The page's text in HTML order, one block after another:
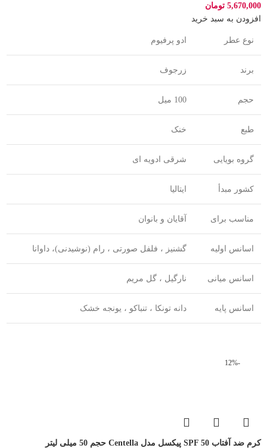
5,670,000 تومان
افزودن به سبد خرید
نوع عطر ادو پرفیوم
برند زرجوف
حجم 100 میل
طبع خنک
گروه بویایی شرقی ادویه ای
کشور مبدأ ایتالیا
مناسب برای آقایان و بانوان
اسانس اولیه گشنیز ، فلفل صورتی ، رام (نوشیدنی)، داوانا
اسانس میانی نارگیل ، گل مریم
اسانس پایه دانه تونکا ، تنباکو ، یونجه خشک
-12%
کرم ضد آفتاب SPF 50 پیکسل مدل Centella حجم 50 میلی لیتر